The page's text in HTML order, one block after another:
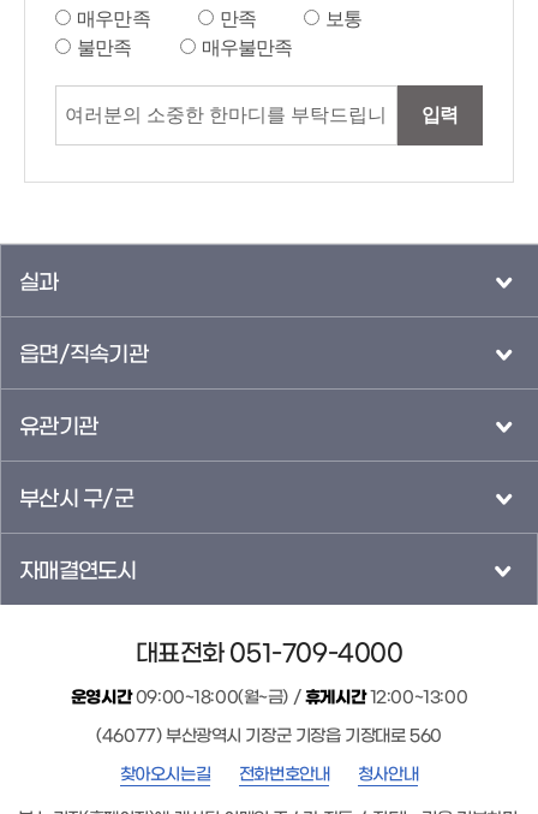
매우만족 만족
보통
불만족
매우불만족
입력
실과
읍면/직속기관
유관기관
부산시 구/군
자매결연도시
대표전화 051-709-4000
운영시간09:00~18:00(월~금) /휴게시간12:00~13:00
(46077) 부산광역시 기장군 기장읍 기장대로 560
찾아오시는길
전화번호안내 청사안내